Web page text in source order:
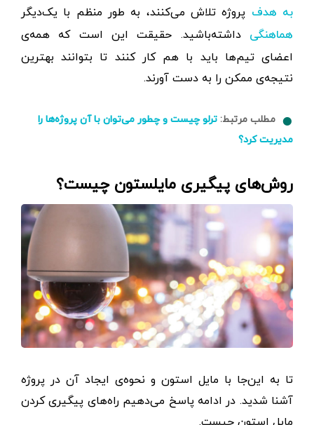
به هدف پروژه تلاش می‌کنند، به‌ طور منظم با یک‌دیگر
هماهنگی داشته‌باشید. حقیقت این است که همه‌ی
اعضای تیم‌ها باید با هم کار کنند تا بتوانند بهترین
نتیجه‌ی ممکن را به دست آورند.
مطلب مرتبط: ترلو چیست و چطور می‌توان با آن پروژه‌ها را
مدیریت کرد؟
روش‌های پیگیری مایلستون چیست؟
تا به این‌جا با مایل استون و نحوه‌ی ایجاد آن در پروژه
آشنا شدید. در ادامه پاسخ می‌دهیم راه‌های پیگیری کردن